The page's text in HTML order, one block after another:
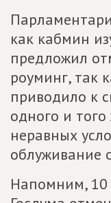
как кабмин
предложил
роуминг, так
приводило к
одного и
неравных
облуживание
Напомним, 10